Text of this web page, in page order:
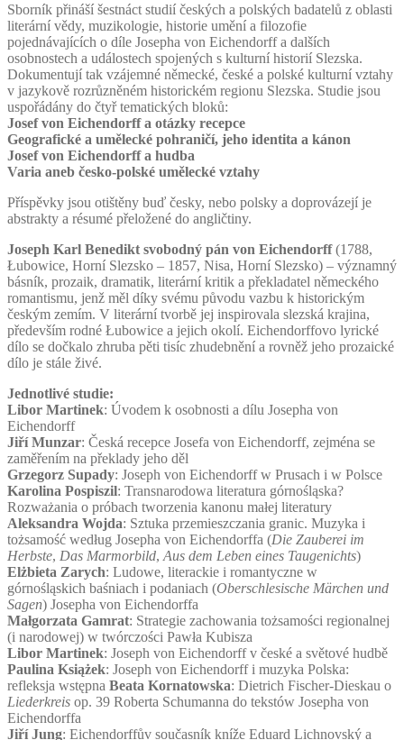
česko-
polská
kulturní
a
umělecká
pohraničí
/
Joseph
von
Eichendorff
(1788-
i
czesko-
kulturowe
i
artystyczne
pogranicza
množství
Sborník přináší šestnáct studií českých a polských badatelů z oblasti
literární vědy, muzikologie, historie umění a filozofie
pojednávajících o díle Josepha von Eichendorff a dalších
osobnostech a událostech spojených s kulturní historií Slezska.
Dokumentují tak vzájemné německé, české a polské kulturní vztahy
v jazykově rozrůzněném historickém regionu Slezska. Studie jsou
uspořádány do čtyř tematických bloků:
Josef von Eichendorff a otázky recepce
Geografické a umělecké pohraničí, jeho identita a kánon
Josef von Eichendorff a hudba
Varia aneb česko-polské umělecké vztahy
Příspěvky jsou otištěny buď česky, nebo polsky a doprovázejí je
abstrakty a résumé přeložené do angličtiny.
Joseph Karl Benedikt svobodný pán von Eichendorff(1788,
Łubowice, Horní Slezsko – 1857, Nisa, Horní Slezsko) – významný
básník, prozaik, dramatik, literární kritik a překladatel německého
romantismu, jenž měl díky svému původu vazbu k historickým
českým zemím. V literární tvorbě jej inspirovala slezská krajina,
především rodné Łubowice a jejich okolí. Eichendorffovo lyrické
dílo se dočkalo zhruba pěti tisíc zhudebnění a rovněž jeho prozaické
dílo je stále živé.
Jednotlivé studie:
Libor Martinek: Úvodem k osobnosti a dílu Josepha von
Eichendorff
Jiří Munzar: Česká recepce Josefa von Eichendorff, zejména se
zaměřením na překlady jeho děl
Grzegorz Supady: Joseph von Eichendorff w Prusach i w Polsce
Karolina Pospiszil: Transnarodowa literatura górnośląska?
Rozważania o próbach tworzenia kanonu małej literatury
Aleksandra Wojda: Sztuka przemieszczania granic. Muzyka i
tożsamość według Josepha von Eichendorffa (Die Zauberei im
Herbste, Das Marmorbild, Aus dem Leben eines Taugenichts)
Elżbieta Zarych: Ludowe, literackie i romantyczne w
górnośląskich baśniach i podaniach (Oberschlesische Märchen und
Sagen) Josepha von Eichendorffa
Małgorzata Gamrat: Strategie zachowania tożsamości regionalnej
(i narodowej) w twórczości Pawła Kubisza
Libor Martinek: Joseph von Eichendorff v české a světové hudbě
Paulina Książek: Joseph von Eichendorff i muzyka Polska:
refleksja wstępna Beata Kornatowska: Dietrich Fischer-Dieskau o
Liederkreis op. 39 Roberta Schumanna do tekstów Josepha von
Eichendorffa
Jiří Jung: Eichendorffův současník kníže Eduard Lichnovský a